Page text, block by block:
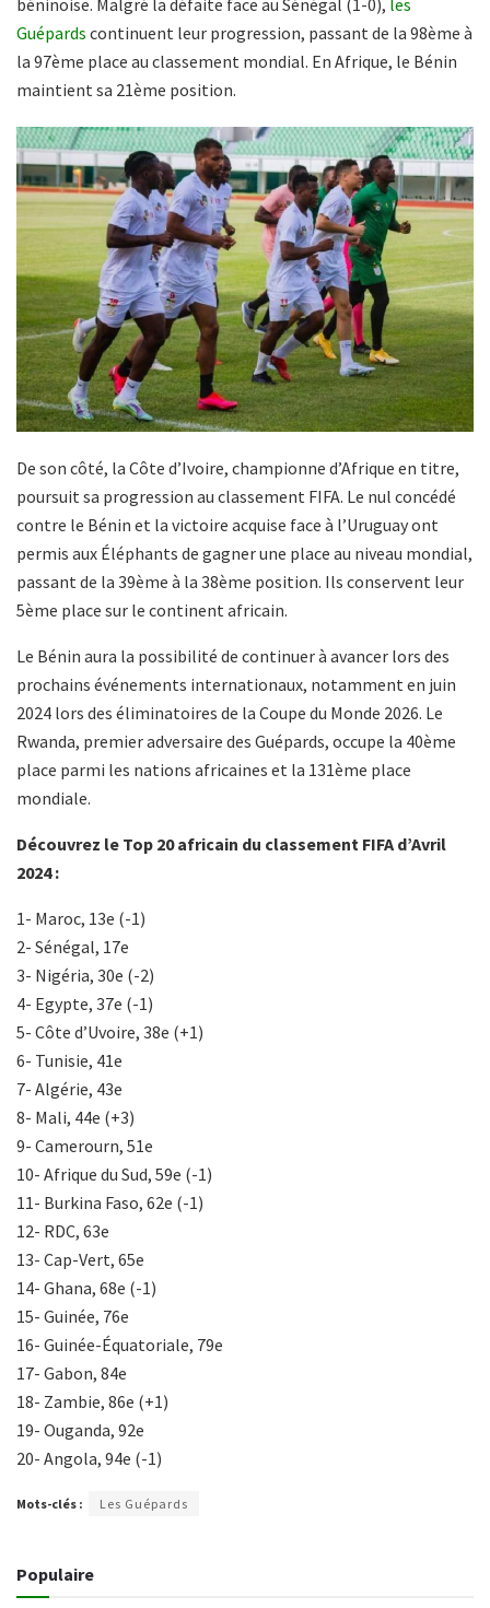
Guépards continuent leur progression, passant de la 98ème à
la 97ème place au classement mondial. En Afrique, le Bénin
maintient sa 21ème position.
De son côté, la Côte d’Ivoire, championne d’Afrique en titre,
poursuit sa progression au classement FIFA. Le nul concédé
contre le Bénin et la victoire acquise face à l’Uruguay ont
permis aux Éléphants de gagner une place au niveau mondial,
passant de la 39ème à la 38ème position. Ils conservent leur
5ème place sur le continent africain.
Le Bénin aura la possibilité de continuer à avancer lors des
prochains événements internationaux, notamment en juin
2024 lors des éliminatoires de la Coupe du Monde 2026. Le
Rwanda, premier adversaire des Guépards, occupe la 40ème
place parmi les nations africaines et la 131ème place
mondiale.
Découvrez le Top 20 africain du classement FIFA d’Avril
2024 :
1- Maroc, 13e (-1)
2- Sénégal, 17e
3- Nigéria, 30e (-2)
4- Egypte, 37e (-1)
5- Côte d’Uvoire, 38e (+1)
6- Tunisie, 41e
7- Algérie, 43e
8- Mali, 44e (+3)
9- Camerourn, 51e
10- Afrique du Sud, 59e (-1)
11- Burkina Faso, 62e (-1)
12- RDC, 63e
13- Cap-Vert, 65e
14- Ghana, 68e (-1)
15- Guinée, 76e
16- Guinée-Équatoriale, 79e
17- Gabon, 84e
18- Zambie, 86e (+1)
19- Ouganda, 92e
20- Angola, 94e (-1)
Mots-clés : Les Guépards
Populaire